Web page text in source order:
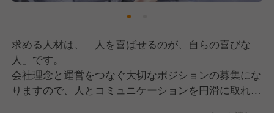
求める人材は、「人を喜ばせるのが、自らの喜びな
人」です。
会社理念と運営をつなぐ大切なポジションの募集にな
りますので、人とコミュニケーションを円滑に取れる